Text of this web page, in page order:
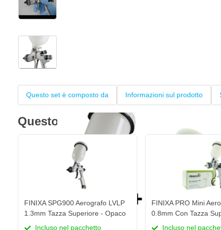
View larger image
+2
Questo set è composto da Informazioni sul prodotto
Questo set è composto da
FINIXA SPG900 Aerografo LVLP
1.3mm Tazza Superiore - Opaco
Incluso nel pacchetto
FINIXA PRO Mini
0.8mm Con Tazza
Incluso nel